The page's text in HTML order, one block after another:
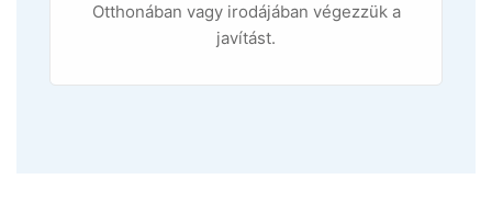
Otthonában vagy irodájában végezzük a
javítást.